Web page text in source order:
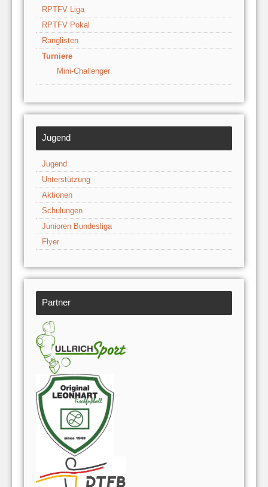
RPTFV Liga
RPTFV Pokal
Ranglisten
Turniere
Mini-Challenger
Jugend
Jugend
Unterstützung
Aktionen
Schulungen
Junioren Bundesliga
Flyer
Partner